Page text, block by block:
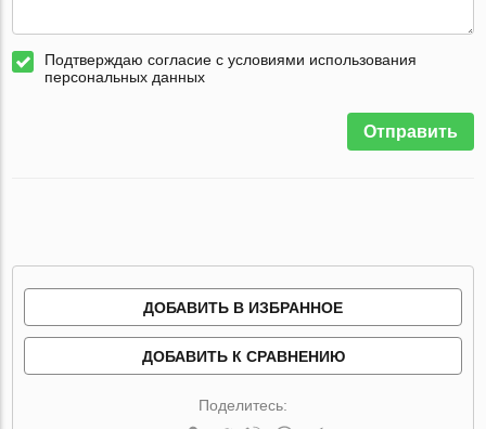
Подтверждаю согласие с условиями использования
персональных данных
Отправить
ДОБАВИТЬ В ИЗБРАННОЕ
ДОБАВИТЬ К СРАВНЕНИЮ
Поделитесь: